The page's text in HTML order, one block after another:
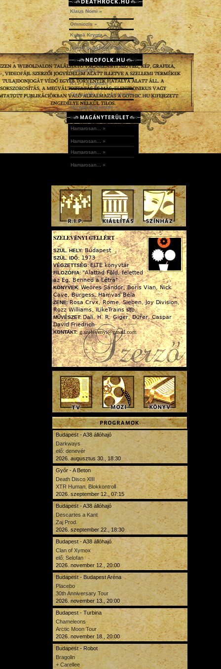
Klaus Nomi »
Omniozis »
Kylmä Krypta »
Idles | Budapest Park »
Current 93 »
R.I.P | Bergman »
ClassicUs #4 | mix|cloud »
Morgue Ensemble »
Hamarosan... »
Hamarosan... »
Hamarosan... »
Hamarosan... »
SZELEVÉNYI GELLÉRT
SZÜL. HELY:Budapest
SZÜL. IDŐ: 1973
VÉGZETTSÉG:ELTE könyvtár
FILOZÓFIA:"Alattad Föld, feletted
az Ég, Benned a Létra"
KÖNYVEK:Weöres Sándor, Boris Vian, Nick
Cave, Burgess, Hamvas Béla
ZENE:Rosa Crvx, Rome, Sieben, Joy Division,
Rozz Williams, iLikeTrains stb.
MŰVÉSZET:Dalí, H. R. Giger, Dürer, Caspar
David Friedrich
KONTAKT: g.szelevenyi@gmail.com
Budapest - A38 állóhajó
Darkways
elő: denevér
2026. augusztus 30., 18:30
Győr - A Beton
Death Disco XIII
XTR Human, Blokkontroll
2026. szeptember 12., 07:15
Budapest - A38 állóhajó
Descartes a Kant
Zaj Prod.
2026. szeptember 22., 18:30
Budapest - A38 állóhajó
Clan of Xymox
elő: Selofan
2026. november 12., 20:00
Budapest - Budapest Aréna
Placebo
30th Anniversary Tour
2026. november 13., 20:00
Budapest - Turbina
Chameleons
Arctic Moon Tour
2026. november 18., 20:00
Budapest - Robot
Bragolin
+ Carellee